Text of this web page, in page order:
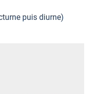
puis diurne)